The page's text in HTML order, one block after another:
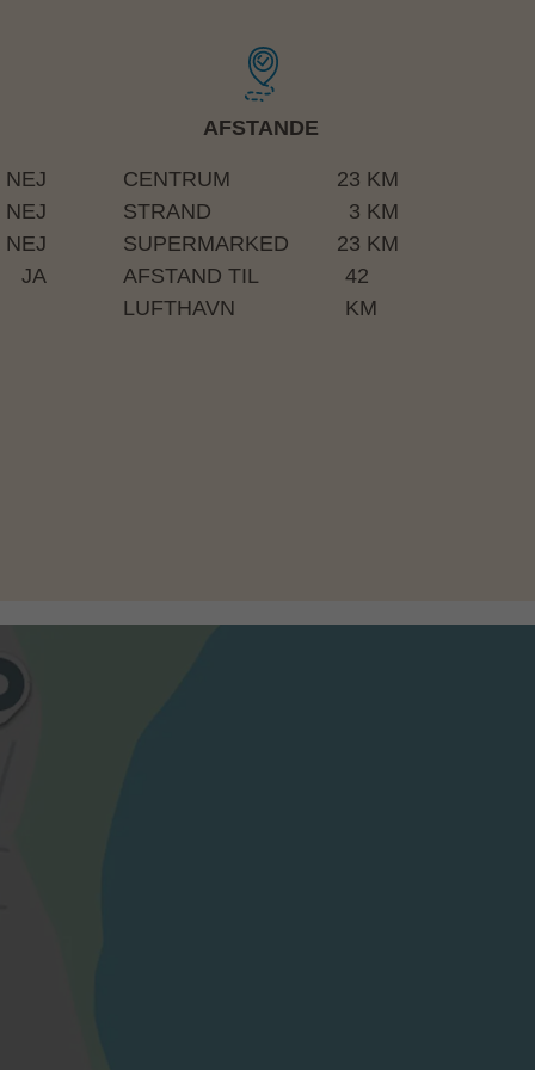
NEJ
NEJ
NEJ
JA
AFSTANDE
CENTRUM
23 KM
STRAND
3 KM
SUPERMARKED
23 KM
AFSTAND TIL
LUFTHAVN
42
KM